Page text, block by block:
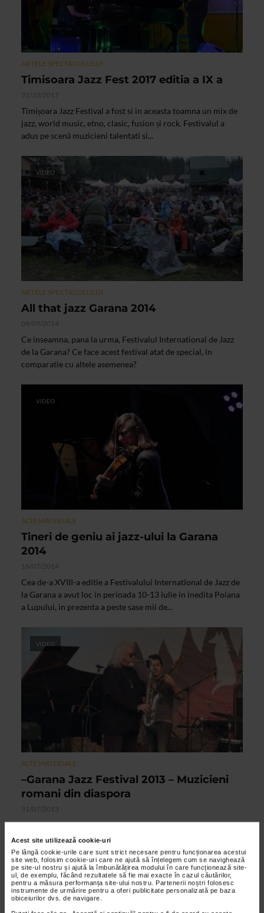
Acest site utilizează cookie-uri
Pe lângă cookie-urile care sunt strict necesare pentru funcționarea acestui
site web, folosim cookie-uri care ne ajută să înțelegem cum se navighează
pe site-ul nostru și ajută la îmbunătățirea modului în care funcționează site-
ul, de exemplu, făcând rezultatele să fie mai exacte în cazul căutărilor,
pentru a măsura performanța site-ului nostru. Partenerii noștri folosesc
instrumente de urmărire pentru a oferi publicitate personalizată pe baza
obiceiurilor dvs. de navigare.
ARTELE SPECTACOLULUI
Timisoara Jazz Fest 2017 editia a IX a
31/10/2017
Timișoara Jazz Festival a fost si in aceasta toamna un mix de
jazz, world music, etno, clasic, fusion și rock. Festivalul a
adus pe scenă muzicieni talentati si...
VIDEO
ARTELE SPECTACOLULUI
All that jazz Garana 2014
08/09/2014
Ce inseamna, pana la urma, Festivalul International de Jazz
de la Garana? Ce face acest festival atat de special, in
comparatie cu altele asemenea?
VIDEO
ALTE MATERIALE
Tineri de geniu ai jazz-ului la Garana
2014
16/07/2014
Cea de-a XVIII-a editie a Festivalului International de Jazz de
la Garana a avut loc in perioada 10-13 iulie in inedita Poiana
a Lupului, in prezenta a peste sase mii de...
VIDEO
ALTE MATERIALE
–Garana Jazz Festival 2013 – Muzicieni
romani din diaspora
31/07/2013
Mult asteptati la festival, muzicienii romani din diaspora au
fost reprezentati in acest an de Peter Wertheimer, Nicolas
Simion si Eugen Gondi.
VIDEO